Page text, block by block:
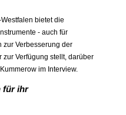
bietet die
- auch für
zur Verbesserung der
zur Verfügung stellt, darüber
im Interview.
für ihr